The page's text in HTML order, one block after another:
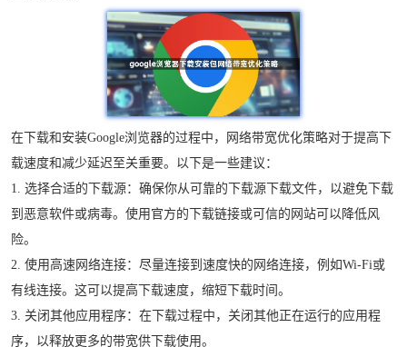
在下载和安装Google浏览器的过程中，网络带宽优化策略对于提高下
载速度和减少延迟至关重要。以下是一些建议：
1. 选择合适的下载源：确保你从可靠的下载源下载文件，以避免下载
到恶意软件或病毒。使用官方的下载链接或可信的网站可以降低风
险。
2. 使用高速网络连接：尽量连接到速度快的网络连接，例如Wi-Fi或
有线连接。这可以提高下载速度，缩短下载时间。
3. 关闭其他应用程序：在下载过程中，关闭其他正在运行的应用程
序，以释放更多的带宽供下载使用。